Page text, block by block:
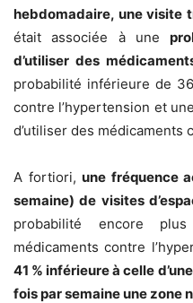
hebdomadaire, une visite
était associée à une
d’utiliser des
probabilité inférieure de
contre l’hypertension et
d’utiliser des médicaments
A fortiori,une fréquence
semaine) de visites
probabilité encore
médicaments contre
41 % inférieure à celle
fois par semaine une zone